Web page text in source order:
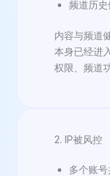
频道历
内容与频道
本身已经进
权限、频道
2. IP被风控
多个账